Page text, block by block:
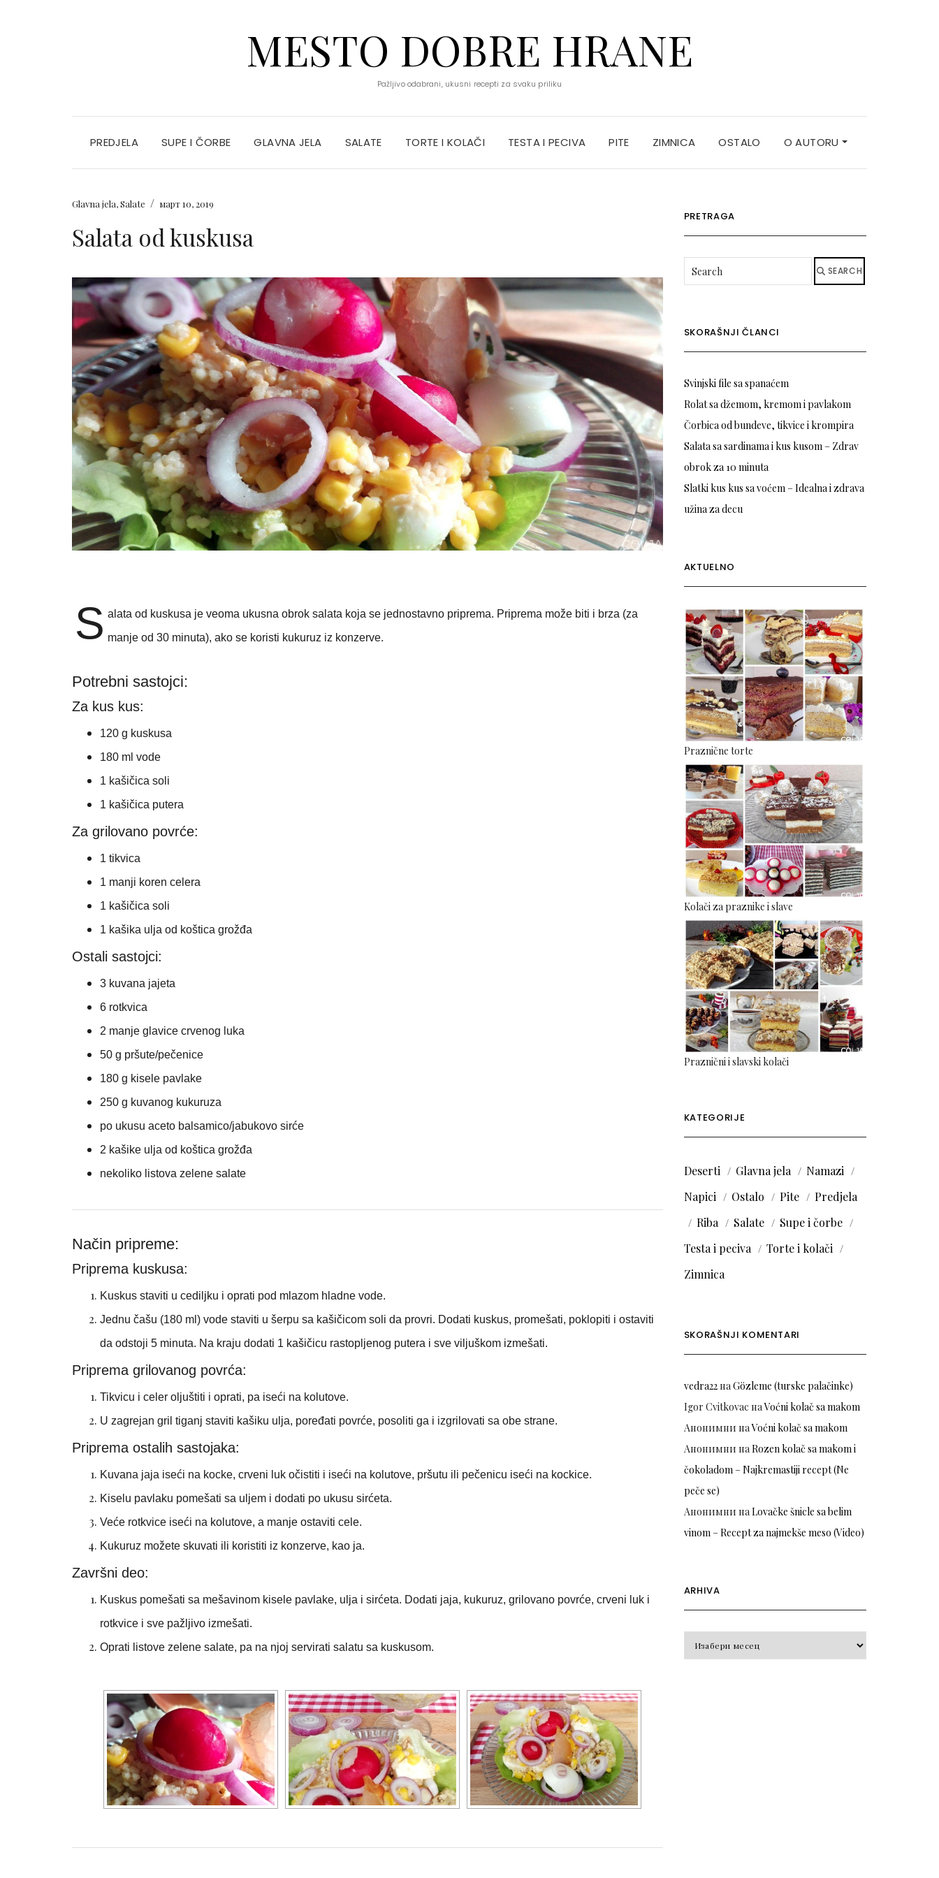
MESTO DOBRE HRANE
Pažljivo odabrani, ukusni recepti za svaku priliku
PREDJELA SUPE I ČORBE GLAVNA JELA SALATE TORTE I KOLAČI TESTA I PECIVA PITE ZIMNICA OSTALO O AUTORU
Glavna jela,Salate / март 10, 2019
Salata od kuskusa
S alata od kuskusa je veoma ukusna obrok salata koja se jednostavno priprema. Priprema može biti i brza (za
manje od 30 minuta), ako se koristi kukuruz iz konzerve.
Potrebni sastojci:
Za kus kus:
120 g kuskusa
180 ml vode
1 kašičica soli
1 kašičica putera
Za grilovano povrće:
1 tikvica
1 manji koren celera
1 kašičica soli
1 kašika ulja od koštica grožđa
Ostali sastojci:
3 kuvana jajeta
6 rotkvica
2 manje glavice crvenog luka
50 g pršute/pečenice
180 g kisele pavlake
250 g kuvanog kukuruza
po ukusu aceto balsamico/jabukovo sirće
2 kašike ulja od koštica grožđa
nekoliko listova zelene salate
Način pripreme:
Priprema kuskusa:
Kuskus staviti u cediljku i oprati pod mlazom hladne vode.
Jednu čašu (180 ml) vode staviti u šerpu sa kašičicom soli da provri. Dodati kuskus, promešati, poklopiti i ostaviti
da odstoji 5 minuta. Na kraju dodati 1 kašičicu rastopljenog putera i sve viljuškom izmešati.
Priprema grilovanog povrća:
Tikvicu i celer oljuštiti i oprati, pa iseći na kolutove.
U zagrejan gril tiganj staviti kašiku ulja, poređati povrće, posoliti ga i izgrilovati sa obe strane.
Priprema ostalih sastojaka:
Kuvana jaja iseći na kocke, crveni luk očistiti i iseći na kolutove, pršutu ili pečenicu iseći na kockice.
Kiselu pavlaku pomešati sa uljem i dodati po ukusu sirćeta.
Veće rotkvice iseći na kolutove, a manje ostaviti cele.
Kukuruz možete skuvati ili koristiti iz konzerve, kao ja.
Završni deo:
Kuskus pomešati sa mešavinom kisele pavlake, ulja i sirćeta. Dodati jaja, kukuruz, grilovano povrće, crveni luk i
rotkvice i sve pažljivo izmešati.
Oprati listove zelene salate, pa na njoj servirati salatu sa kuskusom.
PRETRAGA
SEARCH
SKORAŠNJI ČLANCI
Svinjski file sa spanaćem
Rolat sa džemom, kremom i pavlakom
Čorbica od bundeve, tikvice i krompira
Salata sa sardinama i kus kusom – Zdrav
obrok za 10 minuta
Slatki kus kus sa voćem – Idealna i zdrava
užina za decu
AKTUELNO
Praznične torte
Kolači za praznike i slave
Praznični i slavski kolači
KATEGORIJE
Deserti Glavna jela
Namazi
Napici
Ostalo Pite
Predjela
Riba
Salate
Supe i čorbe
Testa i peciva
Torte i kolači
Zimnica
SKORAŠNJI KOMENTARI
vedra22наGözleme (turske palačinke)
Igor Cvitkovac наVoćni kolač sa makom
Анонимни наVoćni kolač sa makom
Анонимни наRozen kolač sa makom i
čokoladom – Najkremastiji recept (Ne
peče se)
Анонимни наLovačke šnicle sa belim
vinom – Recept za najmekše meso (Video)
ARHIVA